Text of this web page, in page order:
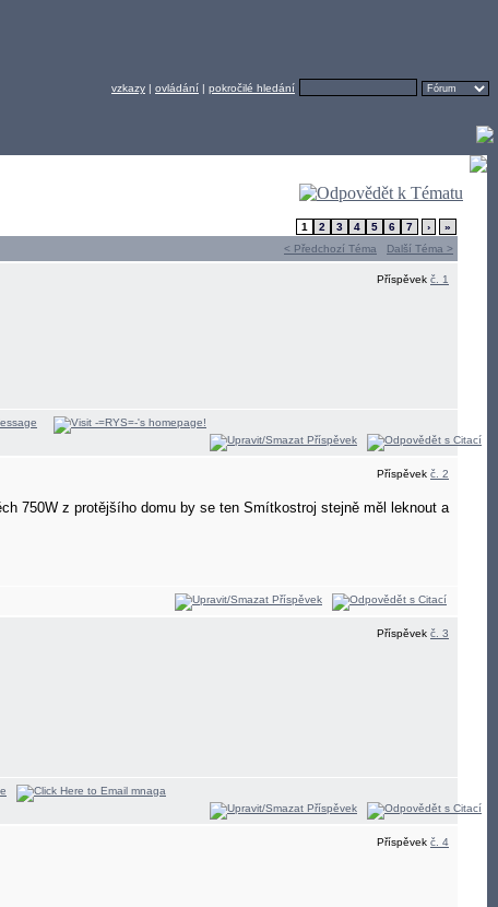
vzkazy | ovládání | pokročilé hledání
1 2 3 4 5 6 7 ›
»
< Předchozí Téma Další Téma >
Příspěvek č. 1
Příspěvek č. 2
750W z protějšího domu by se ten Smítkostroj stejně měl leknout a
Příspěvek č. 3
Příspěvek č. 4